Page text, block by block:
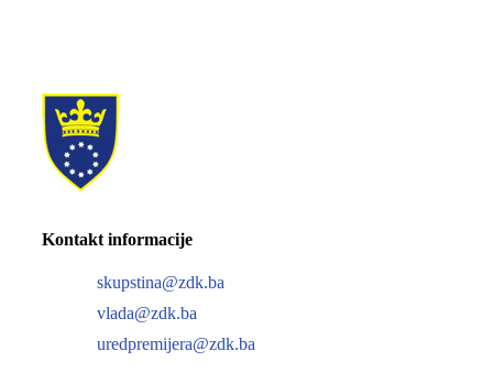
Kontakt informacije
skupstina@zdk.ba
vlada@zdk.ba
uredpremijera@zdk.ba